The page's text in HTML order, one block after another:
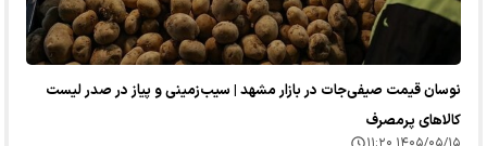
نوسان قیمت صیفی‌جات در بازار مشهد | سیب‌زمینی و پیاز در صدر لیست
کالا‌های پرمصرف